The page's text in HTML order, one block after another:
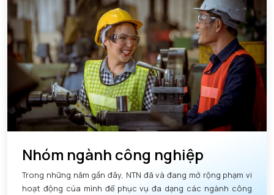
Nhóm ngành công nghiệp
Trong những năm gần đây, NTN đã và đang mở rộng phạm vi
hoạt động của mình để phục vụ đa dạng các ngành công